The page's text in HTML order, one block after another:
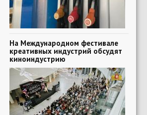
На Международном фестивале
креативных индустрий обсудят
киноиндустрию